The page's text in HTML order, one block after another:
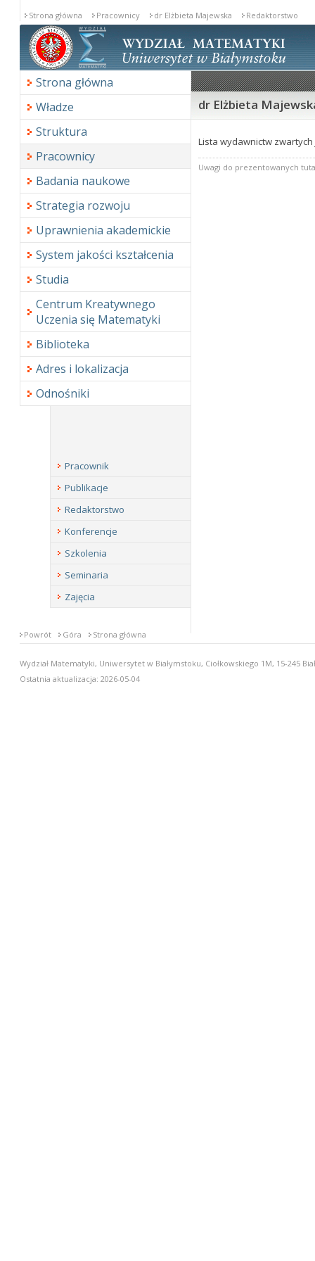
Strona główna Pracownicy dr Elżbieta Majewska Redaktorstwo
Strona główna
Władze
Struktura
Pracownicy
Badania naukowe
Strategia rozwoju
Uprawnienia akademickie
System jakości kształcenia
Studia
Centrum Kreatywnego
Uczenia się Matematyki
Biblioteka
Adres i lokalizacja
Odnośniki
dr Elżbieta
Lista wydawnictw
Uwagi do prezentowanych
Pracownik
Publikacje
Redaktorstwo
Konferencje
Szkolenia
Seminaria
Zajęcia
Powrót Góra Strona główna
Wydział Matematyki, Uniwersytet w Białymstoku, Ciołkowskiego 1M, 15-245
Ostatnia aktualizacja: 2026-05-04